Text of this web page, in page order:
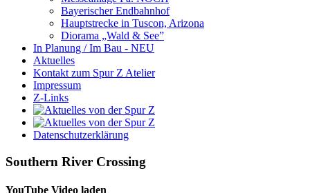
Bayerischer Endbahnhof
Hauptstrecke in Tuscon, Arizona
Diorama „Wald & See”
In Planung / Im Bau - NEU
Aktuelles
Kontakt zum Spur Z Atelier
Impressum
Z-Links
Datenschutzerklärung
Southern River Crossing
YouTube Video laden